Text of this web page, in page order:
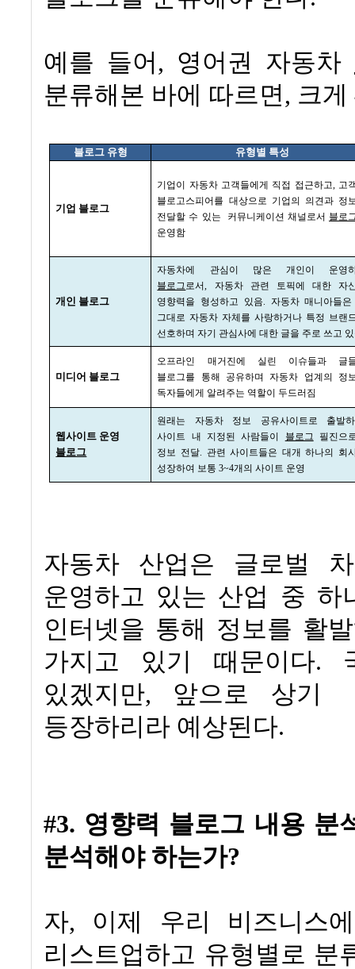
예를 들어 , 영어권 자동차
분류해본 바에 따르면, 크게
블로그 유형 유형별 특성
기업 블로그
기업이 자동차 고객들에게 직접 접근하고
고
블로고스피어를 대상으로 기업의 의견과 정
전달할 수 있는
커뮤니케이션 채널로서 블로
운영함
개인 블로그
자동차에 관심이 많은 개인이 운영
블로그 로서
자동차 관련 토픽에 대한 자
영향력을 형성하고 있음
자동차 매니아들
그대로 자동차 자체를 사랑하거나 특정 브랜
선호하며 자기 관심사에 대한 글을 주로 쓰고
미디어 블로그
오프라인 매거진에 실린 이슈들과 글
블로그를 통해 공유하며 자동차 업계의 정
독자들에게 알려주는 역할이 두드러짐
웹사이트 운영
블로그
원래는 자동차 정보 공유사이트로 출발
사이트 내 지정된 사람들이 블로그
필진으
정보 전달.
관련 사이트들은 대개 하나의 회
성장하여 보통 3~4개의 사이트 운영
자동차 산업은 글로벌
운영하고 있는 산업 중 하
인터넷을 통해 정보를 활
가지고 있기 때문이다.
있겠지만, 앞으로 상기
등장하리라 예상된다.
#3. 영향력 블로그 내용 분
분석해야 하는가?
자, 이제 우리 비즈니스
리스트업하고 유형별로 분